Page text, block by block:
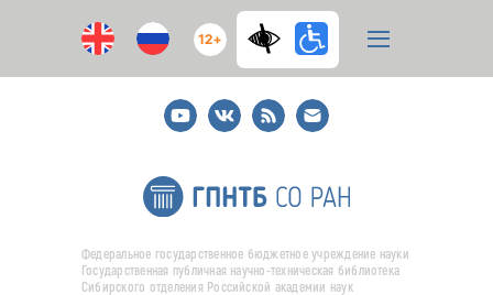
12+
YoutubeВКонтакте
RSS
E-
mail
подписка
Федеральное государственное бюджетное учреждение науки
Государственная публичная научно-техническая библиотека
Сибирского отделения Российской академии наук